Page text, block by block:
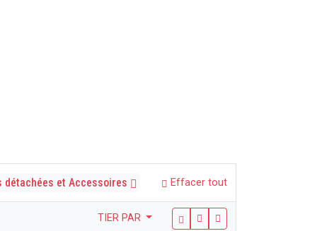
détachées et Accessoires Effacer tout
TIER PAR